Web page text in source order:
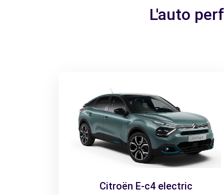
L'auto
Citroën E-c4 electric